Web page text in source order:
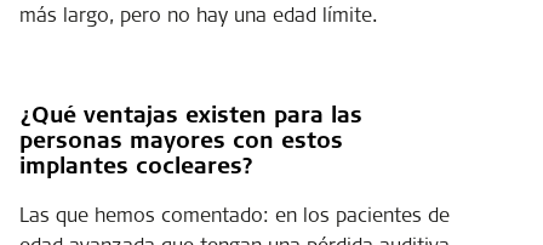
más largo, pero no hay una edad límite.
¿Qué ventajas existen para las
personas mayores con estos
implantes cocleares?
Las que hemos comentado: en los pacientes de